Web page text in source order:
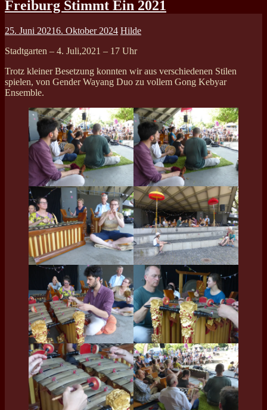
Freiburg Stimmt Ein 2021
25. Juni 20216. Oktober 2024 Hilde
Stadtgarten – 4. Juli,2021 – 17 Uhr
Trotz kleiner Besetzung konnten wir aus verschiedenen Stilen
spielen, von Gender Wayang Duo zu vollem Gong Kebyar
Ensemble.